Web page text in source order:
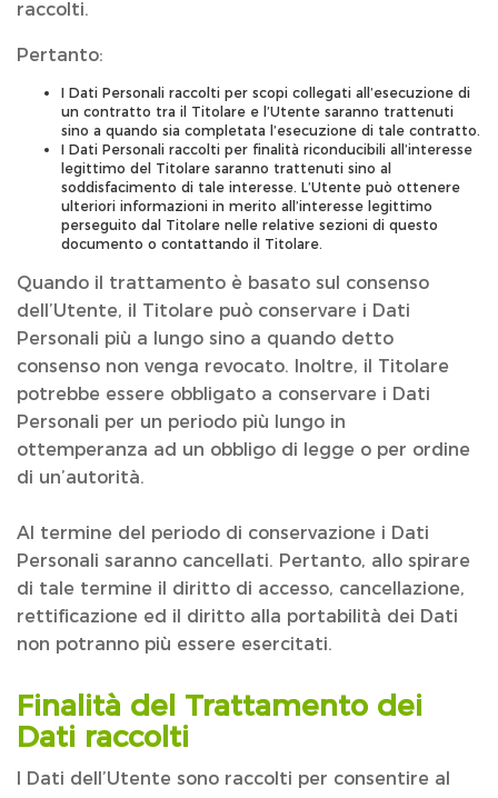
raccolti.
Pertanto:
I Dati Personali raccolti per scopi collegati all’esecuzione di
un contratto tra il Titolare e l’Utente saranno trattenuti
sino a quando sia completata l’esecuzione di tale contratto.
I Dati Personali raccolti per finalità riconducibili all’interesse
legittimo del Titolare saranno trattenuti sino al
soddisfacimento di tale interesse. L’Utente può ottenere
ulteriori informazioni in merito all’interesse legittimo
perseguito dal Titolare nelle relative sezioni di questo
documento o contattando il Titolare.
Quando il trattamento è basato sul consenso
dell’Utente, il Titolare può conservare i Dati
Personali più a lungo sino a quando detto
consenso non venga revocato. Inoltre, il Titolare
potrebbe essere obbligato a conservare i Dati
Personali per un periodo più lungo in
ottemperanza ad un obbligo di legge o per ordine
di un’autorità.
Al termine del periodo di conservazione i Dati
Personali saranno cancellati. Pertanto, allo spirare
di tale termine il diritto di accesso, cancellazione,
rettificazione ed il diritto alla portabilità dei Dati
non potranno più essere esercitati.
Finalità del Trattamento dei
Dati raccolti
I Dati dell’Utente sono raccolti per consentire al